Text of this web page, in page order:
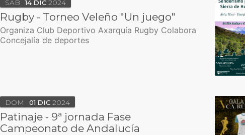
SÁB 14 DIC 2024
Rugby - Torneo Veleño "Un juego"
Organiza Club Deportivo Axarquía Rugby Colabora
Concejalía de deportes
DOM 01 DIC 2024
Patinaje - 9ª jornada Fase
Campeonato de Andalucía